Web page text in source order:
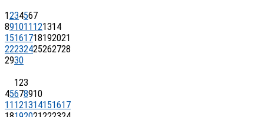
1234567
891011 121314
15161718192021
22232425262728
2930
123
45678910
11 121314151617